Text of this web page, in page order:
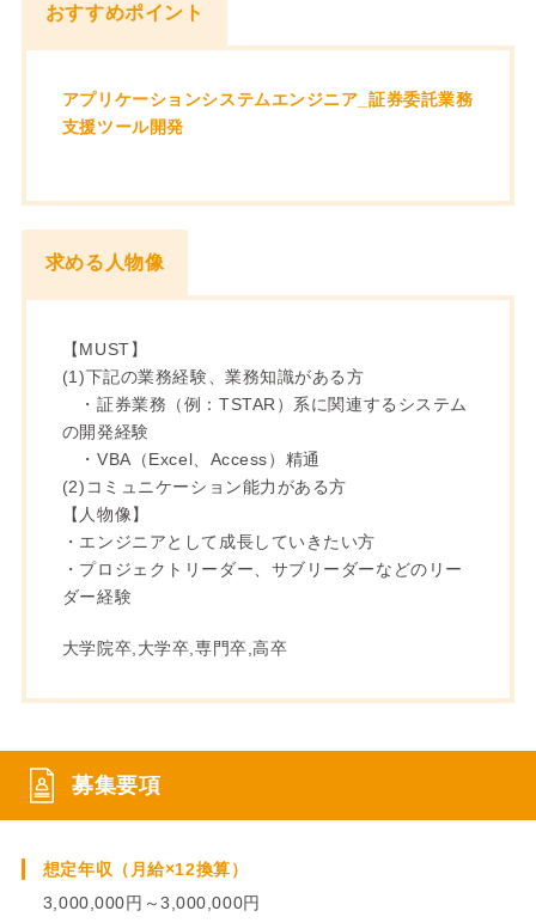
おすすめポイント
アプリケーションシステムエンジニア_証券委託業務
支援ツール開発
求める人物像
【MUST】
(1)下記の業務経験、業務知識がある方
・証券業務（例：TSTAR）系に関連するシステム
の開発経験
・VBA（Excel、Access）精通
(2)コミュニケーション能力がある方
【人物像】
・エンジニアとして成長していきたい方
・プロジェクトリーダー、サブリーダーなどのリー
ダー経験
大学院卒,大学卒,専門卒,高卒
募集要項
想定年収（月給×12換算）
3,000,000円～3,000,000円